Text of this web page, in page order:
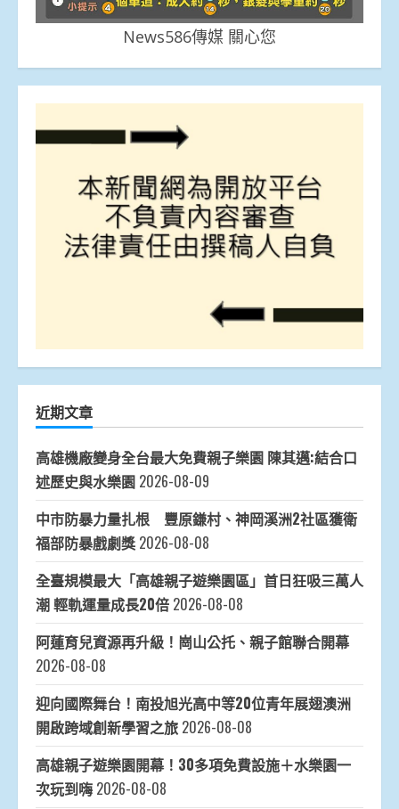
News586傳媒 關心您
近期文章
高雄機廠變身全台最大免費親子樂園 陳其邁:結合口
述歷史與水樂園 2026-08-09
中市防暴力量扎根 豐原鎌村、神岡溪洲2社區獲衛
福部防暴戲劇獎 2026-08-08
全臺規模最大「高雄親子遊樂園區」首日狂吸三萬人
潮 輕軌運量成長20倍 2026-08-08
阿蓮育兒資源再升級！崗山公托、親子館聯合開幕
2026-08-08
迎向國際舞台！南投旭光高中等20位青年展翅澳洲
開啟跨域創新學習之旅 2026-08-08
高雄親子遊樂園開幕！30多項免費設施＋水樂園一
次玩到嗨 2026-08-08